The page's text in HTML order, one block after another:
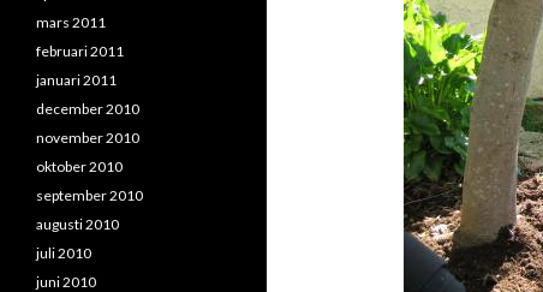
mars 2011
februari 2011
januari 2011
december 2010
november 2010
oktober 2010
september 2010
augusti 2010
juli 2010
juni 2010